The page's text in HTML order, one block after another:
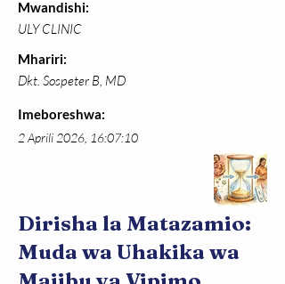
Mwandishi:
ULY CLINIC
Mhariri:
Dkt. Sospeter B, MD
Imeboreshwa:
2 Aprili 2026, 16:07:10
Dirisha la Matazamio:
Muda wa Uhakika wa